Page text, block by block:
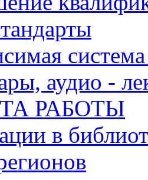
аудио -
РАБОТЫ
в